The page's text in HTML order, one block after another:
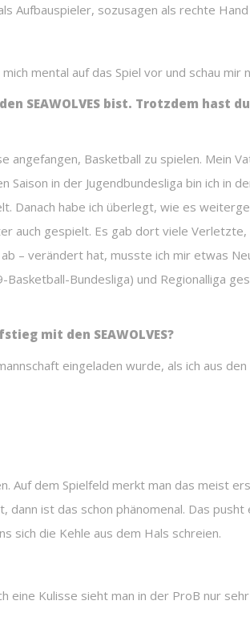
Aufbauspieler, sozusagen als rechte
mental auf das Spiel vor und schau mir
SEAWOLVES bist. Trotzdem hast
Basketball zu spielen. Mein
in der Jugendbundesliga bin ich in
Danach habe ich überlegt, wie es
gespielt. Es gab dort viele Verletzte,
– verändert hat, musste ich mir etwas
Bundesliga) und Regionalliga
mit den SEAWOLVES?
eingeladen wurde, als ich aus
Auf dem Spielfeld merkt man das meist
ist das schon phänomenal. Das
sich die Kehle aus dem Hals schreien.
eine Kulisse sieht man in der ProB nur